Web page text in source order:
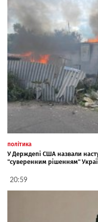
політика
У Держдепі США назвали
"суверенним рішенням"
20:59